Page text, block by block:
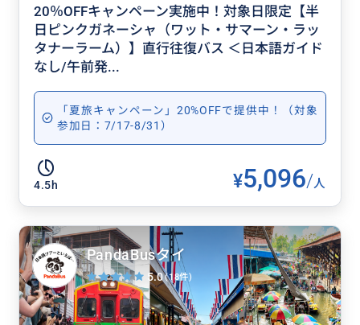
20％OFFキャンペーン実施中！対象日限定【半
日ピンクガネーシャ（ワット・サマーン・ラッ
タナーラーム）】直行往復バス ＜日本語ガイド
なし/午前発...
「夏旅キャンペーン」20%OFFで提供中！（対象
参加日：7/17-8/31）
4.5h ¥5,096/人
PandaBusタイ
5.0(18件)